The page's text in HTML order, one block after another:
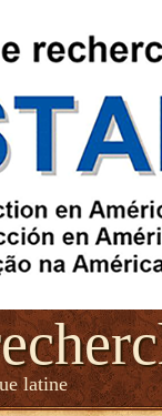
latine